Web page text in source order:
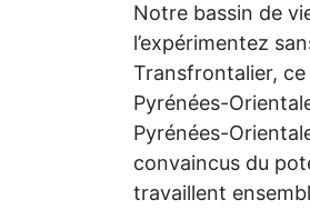
Notre bassin de
l’expérimentez
Transfrontalier,
Pyrénées-
Pyrénées-
convaincus du
travaillent